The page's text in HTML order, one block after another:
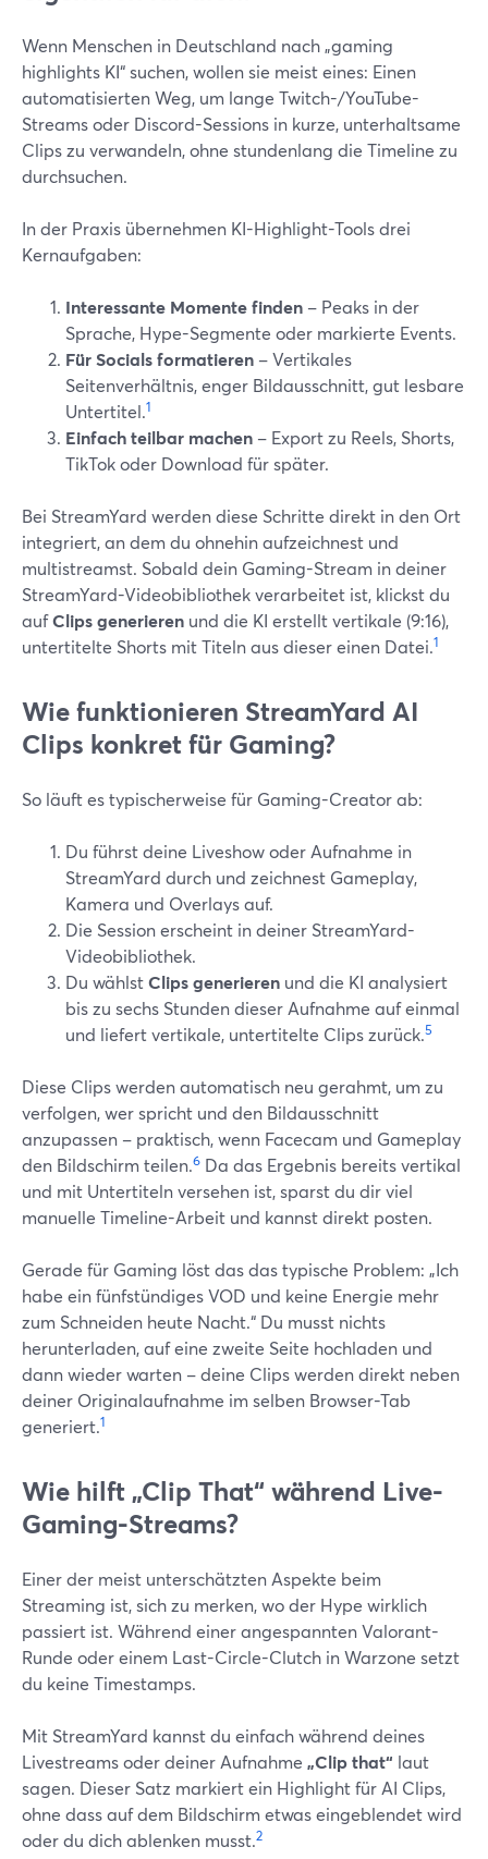
Wenn Menschen in Deutschland nach „gaming
highlights KI“ suchen, wollen sie meist eines: Einen
automatisierten Weg, um lange Twitch-/YouTube-
Streams oder Discord-Sessions in kurze, unterhaltsame
Clips zu verwandeln, ohne stundenlang die Timeline zu
durchsuchen.
In der Praxis übernehmen KI-Highlight-Tools drei
Kernaufgaben:
Interessante Momente finden – Peaks in der
Sprache, Hype-Segmente oder markierte Events.
Für Socials formatieren – Vertikales
Seitenverhältnis, enger Bildausschnitt, gut lesbare
Untertitel.1
Einfach teilbar machen – Export zu Reels, Shorts,
TikTok oder Download für später.
Bei StreamYard werden diese Schritte direkt in den Ort
integriert, an dem du ohnehin aufzeichnest und
multistreamst. Sobald dein Gaming-Stream in deiner
StreamYard-Videobibliothek verarbeitet ist, klickst du
aufClips generieren und die KI erstellt vertikale (9:16),
untertitelte Shorts mit Titeln aus dieser einen Datei.1
Wie funktionieren StreamYard AI
Clips konkret für Gaming?
So läuft es typischerweise für Gaming-Creator ab:
Du führst deine Liveshow oder Aufnahme in
StreamYard durch und zeichnest Gameplay,
Kamera und Overlays auf.
Die Session erscheint in deiner StreamYard-
Videobibliothek.
Du wählstClips generieren und die KI analysiert
bis zu sechs Stunden dieser Aufnahme auf einmal
und liefert vertikale, untertitelte Clips zurück.5
Diese Clips werden automatisch neu gerahmt, um zu
verfolgen, wer spricht und den Bildausschnitt
anzupassen – praktisch, wenn Facecam und Gameplay
den Bildschirm teilen.6 Da das Ergebnis bereits vertikal
und mit Untertiteln versehen ist, sparst du dir viel
manuelle Timeline-Arbeit und kannst direkt posten.
Gerade für Gaming löst das das typische Problem: „Ich
habe ein fünfstündiges VOD und keine Energie mehr
zum Schneiden heute Nacht.“ Du musst nichts
herunterladen, auf eine zweite Seite hochladen und
dann wieder warten – deine Clips werden direkt neben
deiner Originalaufnahme im selben Browser-Tab
generiert.1
Wie hilft „Clip That“ während Live-
Gaming-Streams?
Einer der meist unterschätzten Aspekte beim
Streaming ist, sich zu merken, wo der Hype wirklich
passiert ist. Während einer angespannten Valorant-
Runde oder einem Last-Circle-Clutch in Warzone setzt
du keine Timestamps.
Mit StreamYard kannst du einfach während deines
Livestreams oder deiner Aufnahme „Clip that“ laut
sagen. Dieser Satz markiert ein Highlight für AI Clips,
ohne dass auf dem Bildschirm etwas eingeblendet wird
oder du dich ablenken musst.2